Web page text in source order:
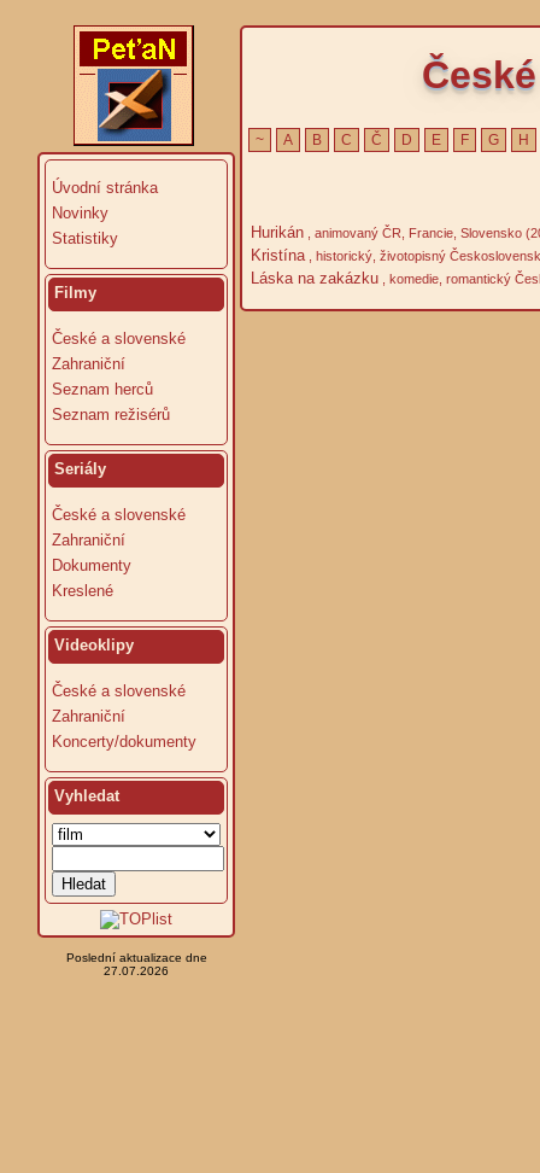
Úvodní stránka
Novinky
Statistiky
Filmy
České a slovenské
Zahraniční
Seznam herců
Seznam režisérů
Seriály
České a slovenské
Zahraniční
Dokumenty
Kreslené
Videoklipy
České a slovenské
Zahraniční
Koncerty/dokumenty
Vyhledat
Poslední aktualizace dne
27.07.2026
~ A B C Č D E F G H
Hurikán , animovaný ČR, Francie, Slovensko
Kristína , historický, životopisný
Láska na zakázku , komedie, romantický